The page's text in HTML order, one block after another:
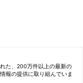
た、200万件以上の最新の
報の提供に取り組んでいま